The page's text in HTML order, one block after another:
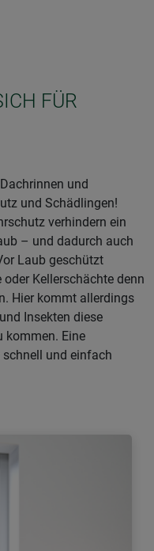
FÜR
und
und Schädlingen!
verhindern ein
– und dadurch auch
Laub geschützt
Kellerschächte denn
Hier kommt allerdings
Insekten diese
kommen. Eine
und einfach